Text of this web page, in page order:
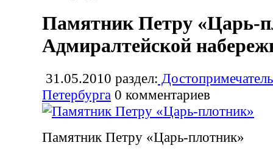
Памятник Петру «Царь-
Адмиралтейской
31.05.2010 раздел:
Петербурга 0 комментариев
Памятник Петру «Царь-плотник»